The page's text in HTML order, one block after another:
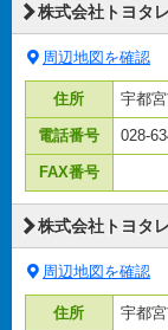
株式会社トヨタ
周辺地図を確認
住所 宇都
電話番号 028-
FAX番号
株式会社トヨタ
周辺地図を確認
住所 宇都